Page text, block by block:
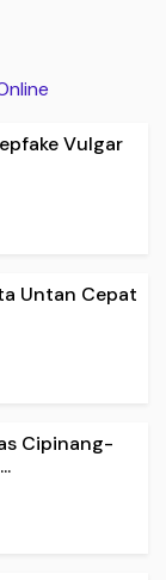
Vulgar
Untan Cepat
Cipinang-